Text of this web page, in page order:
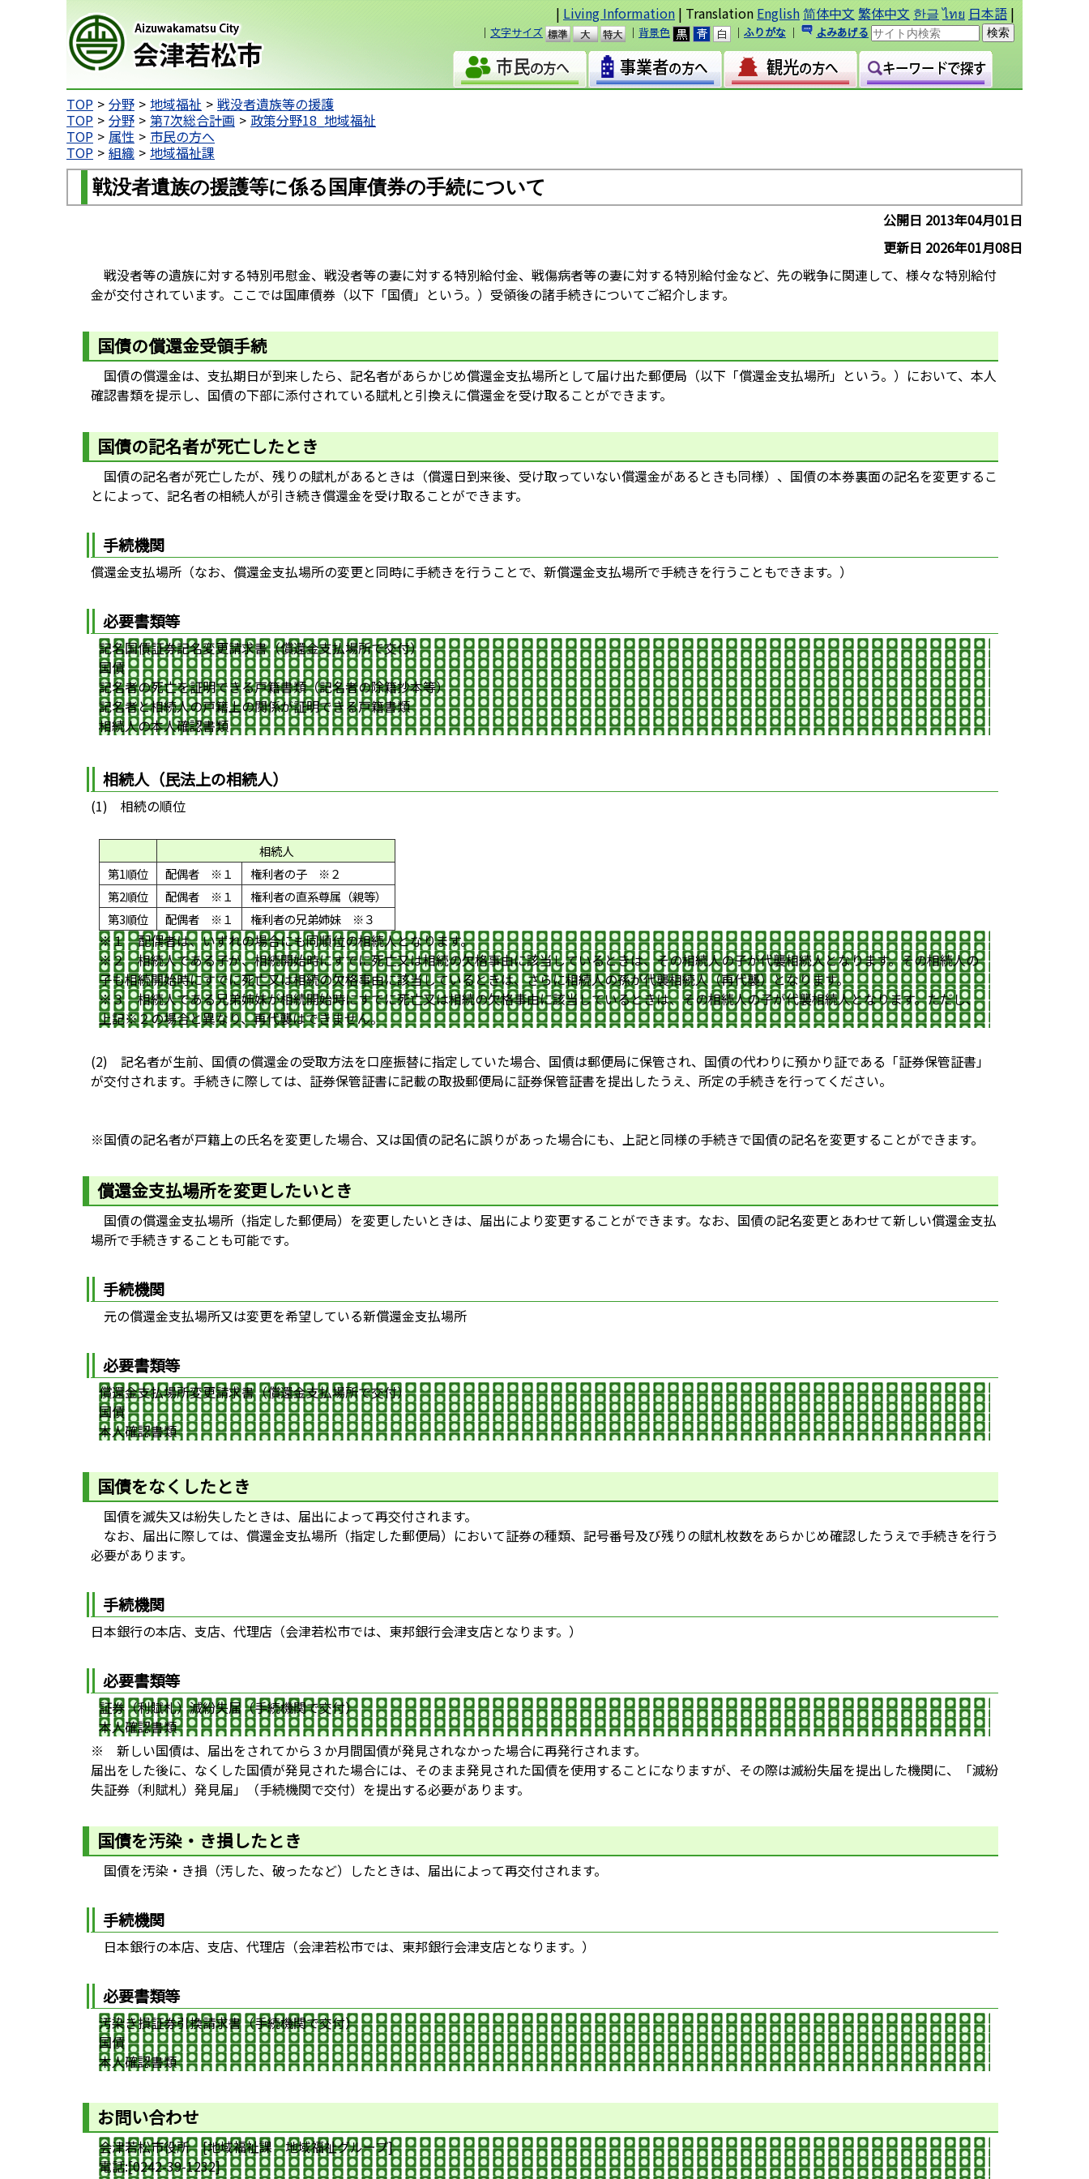
| Living Information | Translation English简体中文 繁体中文 한글 ไทย 日本語 |
｜ 文字サイズ
準
大
｜ 背景色 ｜ ふりがな ｜ よみあげる
会津若松市
TOP
分野 地域福祉
戦没者遺族等の援護
TOP
分野 第7次総合計画
政策分野18_地域福祉
TOP
属性
市民の方へ
TOP
組織 地域福祉課
戦没者遺族の援護等に係る国庫債券の手続について
公開日 2013年04月01日
更新日 2026年01月08日
戦没者等の遺族に対する特別弔慰金、戦没者等の妻に対する特別給付金、戦傷病者等の妻に対する特別給付金など、先の戦争に関連して、様々な特別給付
金が交付されています。ここでは国庫債券（以下「国債」という。）受領後の諸手続きについてご紹介します。
国債の償還金受領手続
国債の償還金は、支払期日が到来したら、記名者があらかじめ償還金支払場所として届け出た郵便局（以下「償還金支払場所」という。）において、本人
確認書類を提示し、国債の下部に添付されている賦札と引換えに償還金を受け取ることができます。
国債の記名者が死亡したとき
国債の記名者が死亡したが、残りの賦札があるときは（償還日到来後、受け取っていない償還金があるときも同様）、国債の本券裏面の記名を変更するこ
とによって、記名者の相続人が引き続き償還金を受け取ることができます。
手続機関
償還金支払場所（なお、償還金支払場所の変更と同時に手続きを行うことで、新償還金支払場所で手続きを行うこともできます。）
必要書類等
記名国債証券記名変更請求書（償還金支払場所で交付）
国債
記名者の死亡を証明できる戸籍書類（記名者の除籍抄本等）
記名者と相続人の戸籍上の関係が証明できる戸籍書類
相続人の本人確認書類
相続人（民法上の相続人）
(1) 相続の順位
相続人
第1順位
配偶者 ※１
権利者の子 ※２
第2順位
配偶者 ※１
権利者の直系尊属（親等）
第3順位
配偶者 ※１ 権利者の兄弟姉妹 ※３
※１ 配偶者は、いずれの場合にも同順位の相続人となります。
※２ 相続人である子が、相続開始時にすでに死亡又は相続の欠格事由に該当しているときは、その相続人の子が代襲相続人となります。その相続人の
子も相続開始時にすでに死亡又は相続の欠格事由に該当しているときは、さらに相続人の孫が代襲相続人（再代襲）となります。
※３ 相続人である兄弟姉妹が相続開始時にすでに死亡又は相続の欠格事由に該当しているときは、その相続人の子が代襲相続人となります。ただし、
上記※２の場合と異なり、再代襲はできません。
(2) 記名者が生前、国債の償還金の受取方法を口座振替に指定していた場合、国債は郵便局に保管され、国債の代わりに預かり証である「証券保管証書」
が交付されます。手続きに際しては、証券保管証書に記載の取扱郵便局に証券保管証書を提出したうえ、所定の手続きを行ってください。
※国債の記名者が戸籍上の氏名を変更した場合、又は国債の記名に誤りがあった場合にも、上記と同様の手続きで国債の記名を変更することができます。
償還金支払場所を変更したいとき
国債の償還金支払場所（指定した郵便局）を変更したいときは、届出により変更することができます。なお、国債の記名変更とあわせて新しい償還金支払
場所で手続きすることも可能です。
手続機関
元の償還金支払場所又は変更を希望している新償還金支払場所
必要書類等
償還金支払場所変更請求書（償還金支払場所で交付）
国債
本人確認書類
国債をなくしたとき
国債を滅失又は紛失したときは、届出によって再交付されます。
なお、届出に際しては、償還金支払場所（指定した郵便局）において証券の種類、記号番号及び残りの賦札枚数をあらかじめ確認したうえで手続きを行う
必要があります。
手続機関
日本銀行の本店、支店、代理店（会津若松市では、東邦銀行会津支店となります。）
必要書類等
証券（利賦札）滅紛失届（手続機関で交付）
本人確認書類
※ 新しい国債は、届出をされてから３か月間国債が発見されなかった場合に再発行されます。
届出をした後に、なくした国債が発見された場合には、そのまま発見された国債を使用することになりますが、その際は滅紛失届を提出した機関に、「滅紛
失証券（利賦札）発見届」（手続機関で交付）を提出する必要があります。
国債を汚染・き損したとき
国債を汚染・き損（汚した、破ったなど）したときは、届出によって再交付されます。
手続機関
日本銀行の本店、支店、代理店（会津若松市では、東邦銀行会津支店となります。）
必要書類等
汚染き損証券引換請求書（手続機関で交付）
国債
本人確認書類
お問い合わせ
会津若松市役所 [地域福祉課 地域福祉グループ]
電話:[0242-39-1232]